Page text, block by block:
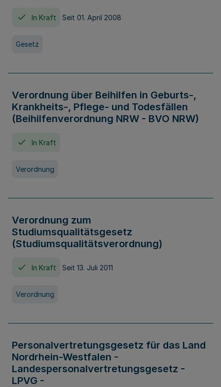
In Kraft Seit 01. April 2008
Gesetz
Verordnung über Beihilfen in Geburts-,
Krankheits-, Pflege- und Todesfällen
(Beihilfenverordnung NRW - BVO NRW)
In Kraft
Verordnung
Verordnung zum
Studiumsqualitätsgesetz
(Studiumsqualitätsverordnung)
In Kraft Seit 13. Juli 2011
Verordnung
Personalvertretungsgesetz für das Land
Nordrhein-Westfalen -
Landespersonalvertretungsgesetz -
LPVG -